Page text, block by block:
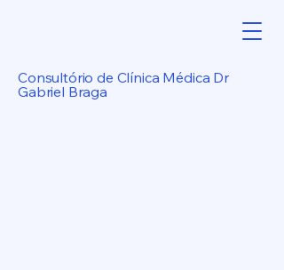
Consultório de Clínica Médica Dr
Gabriel Braga